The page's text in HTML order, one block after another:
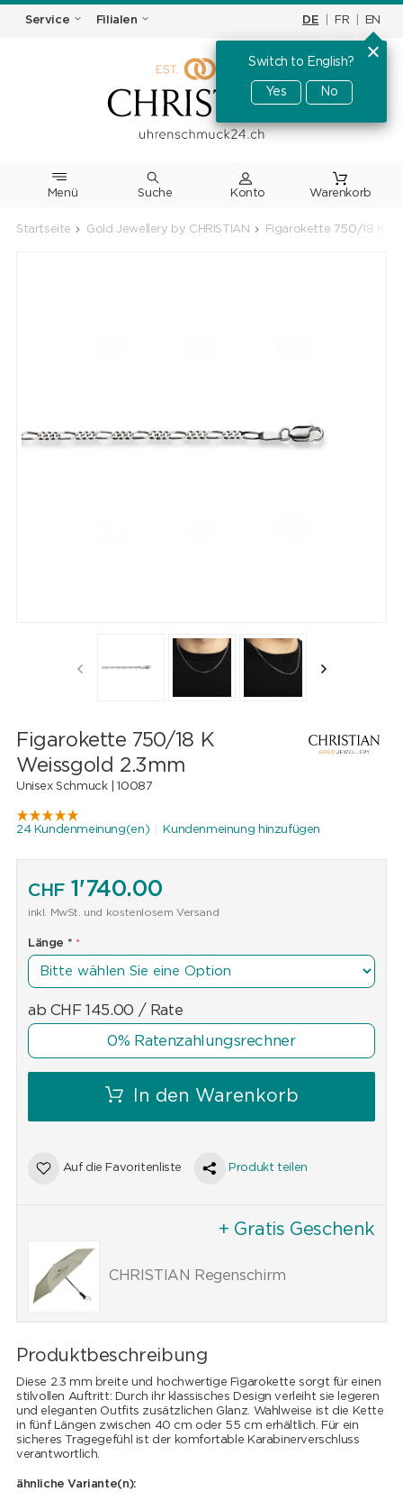
Service Filialen DE FR EN
Switch to English?
Yes No
Menü Suche Warenkorb
Startseite Gold Jewellery by CHRISTIAN Figarokette 750/18 K
Figarokette 750/18 K
Weissgold 2.3mm
Unisex Schmuck |10087
24 Kundenmeinung(en) Kundenmeinung hinzufügen
CHF1'740.00
inkl. MwSt. und kostenlosem Versand
Länge *
ab CHF145.00 / Rate
0% Ratenzahlungsrechner
In den Warenkorb
Auf die Favoritenliste Produkt teilen
+ Gratis Geschenk
CHRISTIAN Regenschirm
Produktbeschreibung
Diese 2.3 mm breite und hochwertige Figarokette sorgt für einen
stilvollen Auftritt: Durch ihr klassisches Design verleiht sie legeren
und eleganten Outfits zusätzlichen Glanz. Wahlweise ist die Kette
in fünf Längen zwischen 40 cm oder 55 cm erhältlich. Für ein
sicheres Tragegefühl ist der komfortable Karabinerverschluss
verantwortlich.
ähnliche Variante(n):